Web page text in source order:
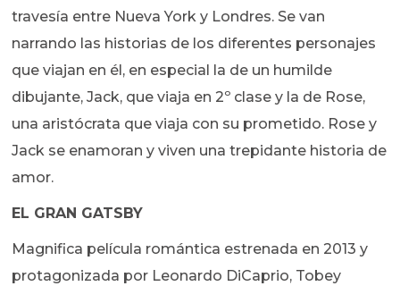
travesía entre Nueva York y Londres. Se van
narrando las historias de los diferentes personajes
que viajan en él, en especial la de un humilde
dibujante, Jack, que viaja en 2º clase y la de Rose,
una aristócrata que viaja con su prometido. Rose y
Jack se enamoran y viven una trepidante historia de
amor.
EL GRAN GATSBY
Magnifica película romántica estrenada en 2013 y
protagonizada por Leonardo DiCaprio, Tobey